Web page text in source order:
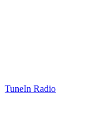
TuneIn Radio